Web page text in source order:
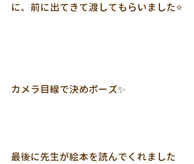
に、前に出てきて渡してもらいました⭐
カメラ目線で決めポーズ✨
最後に先生が絵本を読んでくれました